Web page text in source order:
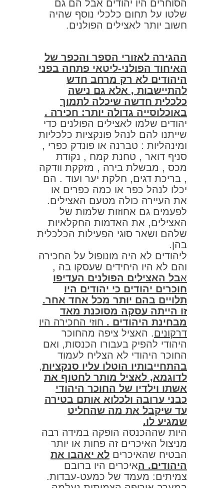
הסוחרים היו יהודים אבל הם גם
שלטו על תחום כלכלי נוסף שהיה
חשוב יותר לאצילים הפולנים.
ההגירה לאזורי הספר והכפר של
האיחוד הפולני-ליטאי פתחה בפני
היהודים לא רק מרחב חדש
להתיישבות , אלא גם נישה
כלכלית חדשה שיכלה לתמוך
באוכלוסייה גדולה יותר: חכירה .
יהודים שלמו לאצילים הפולנים כדי
שייתנו להם לנהל פונקציות כלכליות
ומינהליות : טברנה או פונדק כפרי ,
סניף דואר , טחנת קמח , נקודת
מכס , מבשלת בירה , מזקקת וודקה
, בריכת דגים, חלקת יער ועוד . הם
יכלו לנהל כפר או כמה כפרים או
את העיירה כולה מטעם האצילים.
לפעמים גם אחוזות שלמות של
האצילים, את האדמות החקלאיות
שלהם ושאר סוגי הפעילות הכלכלית
בהן.
ליהודים לא היה מונופול על החכירה
והם לא היו היחידים שעסקו בה ,
אבל האצילים הפולנים העדיפו
חוכרים יהודים כי יהודים היו
תלויים בהם יותר מכל אחד אחר.
זו הייתה עסקה מסוכנת מאד
מבחינת היהודים . חוזי החכירה היו
דרקונים. האציל ציפה מהחוכר
היהודי להפיק בעבורו הכנסות, ואם
החוכר היהודי לא הצליח לעמוד
בהתחייבותיו הוטלו עליו סנקציות,
לדוגמא, לאציל מותר לחטוף את
אשתו וילדיו של החוכר היהודי
כבני ערובה ולכלוא אותם בטירה
עד שיקבל את מה שהחליט
שמגיע לו.
היות שההכנסה הופקה במידה רבה
מניצול האיכרים זה פחות או יותר
הבטיח שהאיכרים לא יאהבו את
היהודים. האיכרים היו ברובם
צמיתים: מעמד של כמעט-עבדות.